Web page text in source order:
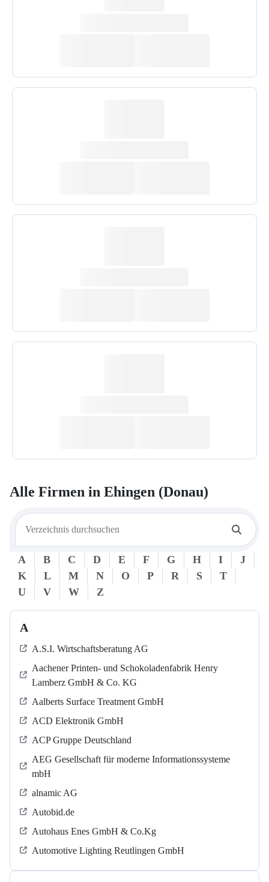
Alle Firmen in Ehingen (Donau)
A B C D E F G H I
J
K
L M N O P R S
T
U
V W Z
A
A.S.I. Wirtschaftsberatung AG
Aachener Printen- und Schokoladenfabrik Henry
Lamberz GmbH & Co. KG
Aalberts Surface Treatment GmbH
ACD Elektronik GmbH
ACP Gruppe Deutschland
AEG Gesellschaft für moderne Informationssysteme
mbH
alnamic AG
Autobid.de
Autohaus Enes GmbH & Co.Kg
Automotive Lighting Reutlingen GmbH